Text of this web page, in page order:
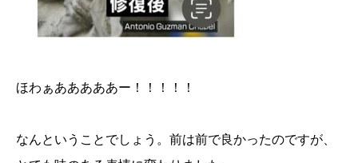
ほわぁあああああー！！！！！
なんということでしょう。前は前で良かったのですが、